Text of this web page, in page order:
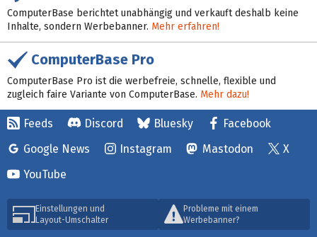
ComputerBase berichtet unabhängig und verkauft deshalb keine
Inhalte, sondern Werbebanner. Mehr erfahren!
ComputerBase Pro
ComputerBase Pro ist die werbefreie, schnelle, flexible und
zugleich faire Variante von ComputerBase. Mehr dazu!
Feeds Discord Bluesky
Facebook
Google News
Instagram Mastodon
X
YouTube
Einstellungen und
Layout-Umschalter
Probleme mit einem
Werbebanner?